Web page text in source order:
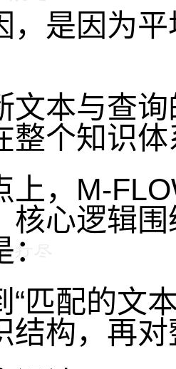
，是因为
文本与查
整个知识
上，M-
核心逻辑
“匹配的文
结构，再